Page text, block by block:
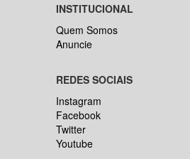
INSTITUCIONAL
Quem Somos
Anuncie
REDES SOCIAIS
Instagram
Facebook
Twitter
Youtube